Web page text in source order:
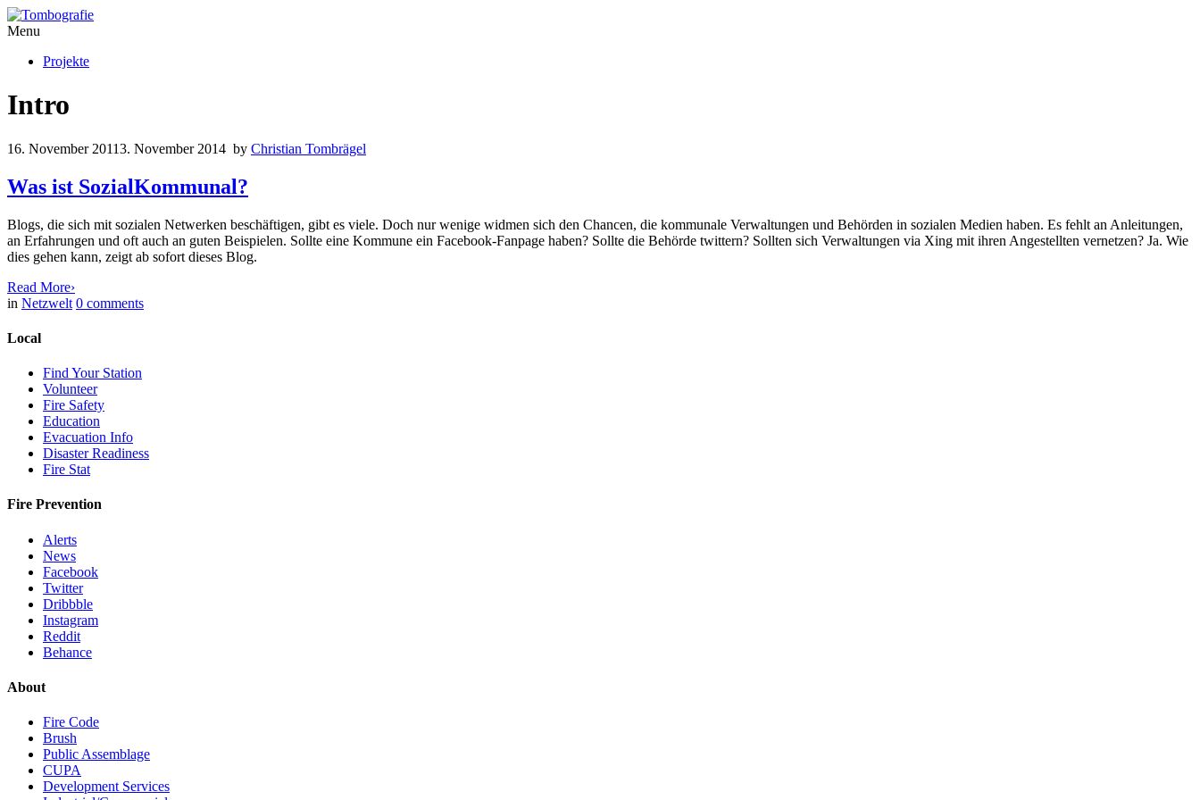
Menu
Projekte
Intro
16. November 20113. November 2014 by Christian Tombrägel
Was ist SozialKommunal?
Blogs, die sich mit sozialen Netwerken beschäftigen, gibt es viele. Doch nur wenige widmen sich den Chancen, die kommunale Verwaltungen und Behörden in sozialen Medien haben. Es fehlt an Anleitungen,
an Erfahrungen und oft auch an guten Beispielen. Sollte eine Kommune ein Facebook-Fanpage haben? Sollte die Behörde twittern? Sollten sich Verwaltungen via Xing mit ihren Angestellten vernetzen? Ja. Wie
dies gehen kann, zeigt ab sofort dieses Blog.
Read More›
in Netzwelt 0 comments
Local
Find Your Station
Volunteer
Fire Safety
Education
Evacuation Info
Disaster Readiness
Fire Stat
Fire Prevention
Alerts
News
Facebook
Twitter
Dribbble
Instagram
Reddit
Behance
About
Fire Code
Brush
Public Assemblage
CUPA
Development Services